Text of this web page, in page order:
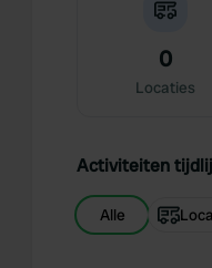
0
Locaties
Activiteiten
Alle